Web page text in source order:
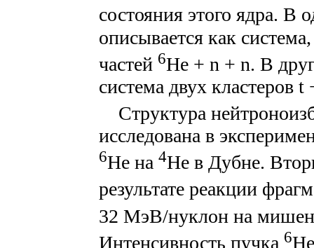
состояния этого ядра. В
описывается как
частей 6He + n + n. В
система двух кластеров t
Структура
исследована в
6He на 4He в Дубне.
результате реакции
32 МэВ/нуклон на
Интенсивность пучка 6